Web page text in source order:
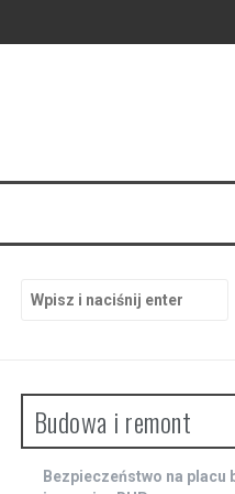
Budowa i remont
Bezpieczeństwo na placu